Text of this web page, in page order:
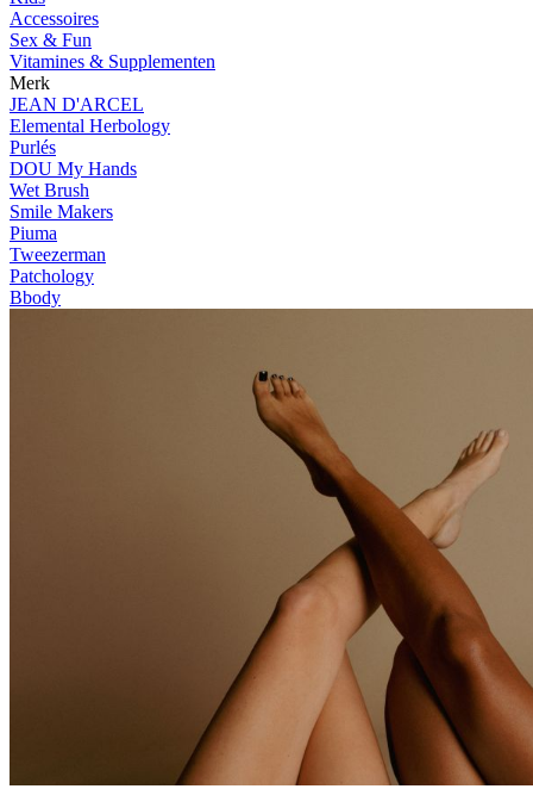
Accessoires
Sex & Fun
Vitamines & Supplementen
Merk
JEAN D'ARCEL
Elemental Herbology
Purlés
DOU My Hands
Wet Brush
Smile Makers
Piuma
Tweezerman
Patchology
Bbody